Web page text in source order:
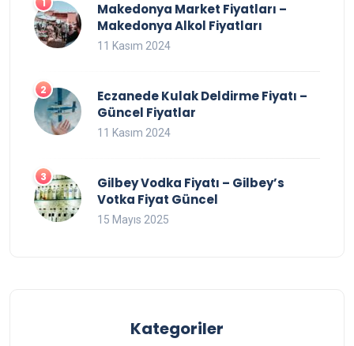
Makedonya Market Fiyatları –
Makedonya Alkol Fiyatları
11 Kasım 2024
Eczanede Kulak Deldirme Fiyatı –
Güncel Fiyatlar
11 Kasım 2024
Gilbey Vodka Fiyatı – Gilbey’s
Votka Fiyat Güncel
15 Mayıs 2025
Kategoriler